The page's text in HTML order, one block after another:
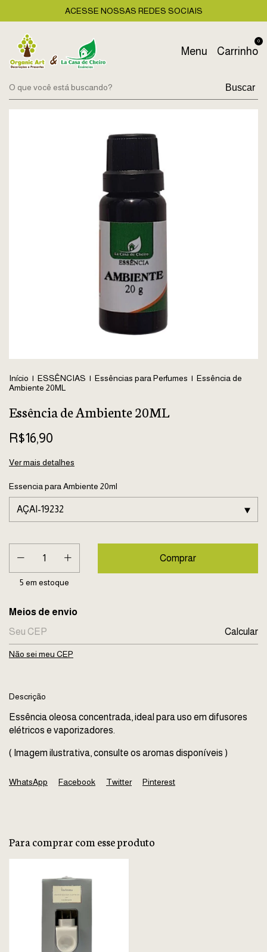
ACESSE NOSSAS REDES SOCIAIS
Menu Carrinho
0
Buscar
Início | ESSÊNCIAS | Essências para Perfumes | Essência de
Ambiente 20ML
Essência de Ambiente 20ML
R$16,90
Ver mais detalhes
Essencia para Ambiente 20ml
5 em estoque
Entregas para o CEP:
Meios de envio
Calcular
Não sei meu CEP
Descrição
Essência oleosa concentrada, ideal para uso em difusores
elétricos e vaporizadores.
( Imagem ilustrativa, consulte os aromas disponíveis )
WhatsApp Facebook Twitter Pinterest
Para comprar com esse produto